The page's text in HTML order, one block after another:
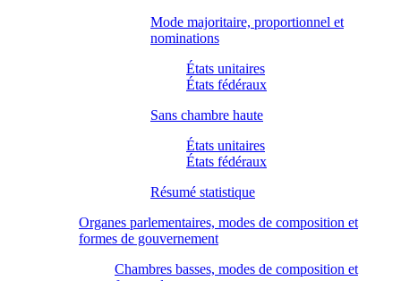
Mode majoritaire, proportionnel et
nominations
États unitaires
États fédéraux
Sans chambre haute
États unitaires
États fédéraux
Résumé statistique
Organes parlementaires, modes de composition et
formes de gouvernement
Chambres basses, modes de composition et